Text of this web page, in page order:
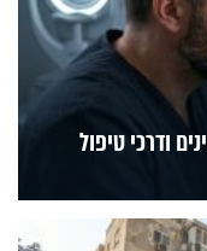
ודרכי טיפול